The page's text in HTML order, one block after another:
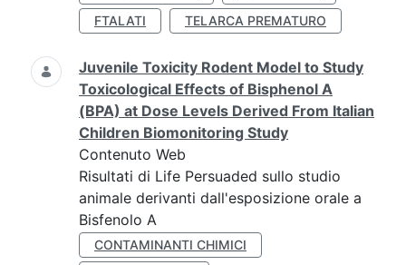
FTALATI
TELARCA PREMATURO
Juvenile Toxicity Rodent Model to Study
Toxicological Effects of Bisphenol A
(BPA) at Dose Levels Derived From Italian
Children Biomonitoring Study
Contenuto Web
Risultati di Life Persuaded sullo studio
animale derivanti dall'esposizione orale a
Bisfenolo A
CONTAMINANTI CHIMICI